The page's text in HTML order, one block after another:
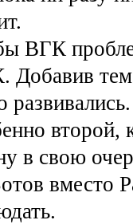
ВГК
Добавив
второй,
в свою
вместо